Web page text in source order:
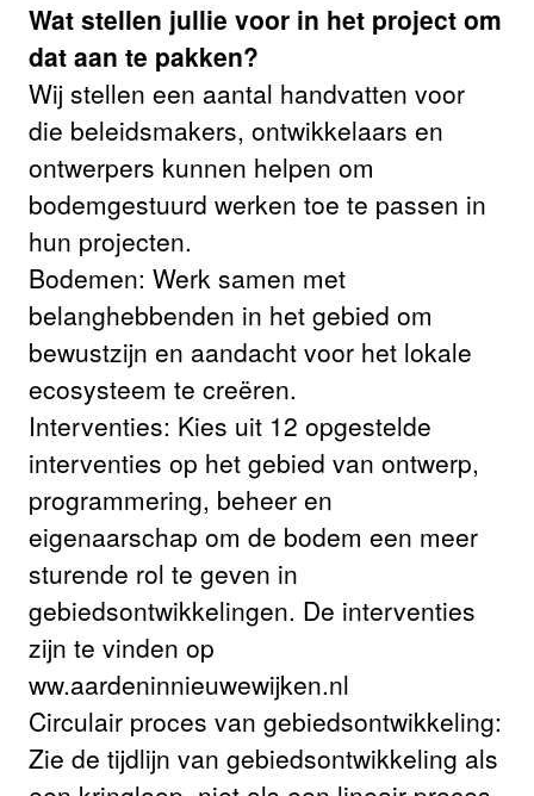
Wat stellen jullie voor in het project om
dat aan te pakken?
Wij stellen een aantal handvatten voor
die beleidsmakers, ontwikkelaars en
ontwerpers kunnen helpen om
bodemgestuurd werken toe te passen in
hun projecten.
Bodemen: Werk samen met
belanghebbenden in het gebied om
bewustzijn en aandacht voor het lokale
ecosysteem te creëren.
Interventies: Kies uit 12 opgestelde
interventies op het gebied van ontwerp,
programmering, beheer en
eigenaarschap om de bodem een meer
sturende rol te geven in
gebiedsontwikkelingen. De interventies
zijn te vinden op
ww.aardeninnieuwewijken.nl
Circulair proces van gebiedsontwikkeling:
Zie de tijdlijn van gebiedsontwikkeling als